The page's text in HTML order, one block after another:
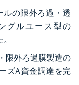
ルの限外ろ過・透
グルユース型の
限外ろ過膜製造の
ズA資金調達を完